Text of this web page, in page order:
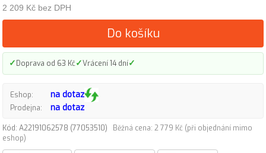
2 209 Kč bez DPH
Do košíku
✓Doprava od 63 Kč✓Vrácení 14 dní✓
Eshop: na dotaz
Prodejna: na dotaz
Kód: A22191062578 (77053510)
Běžná cena: 2 779 Kč (při objednání mimo
eshop)